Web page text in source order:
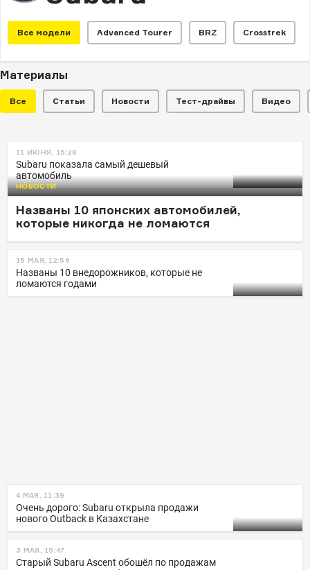
Все модели Advanced Tourer BRZ Crosstrek
Материалы
Все Статьи Новости Тест-драйвы Видео
Названы 10 кроссоверов,
которые никогда не ломаются
11 ИЮНЯ, 15:28
Subaru показала самый дешевый
автомобиль
НОВОСТИ
Названы 10 японских автомобилей,
которые никогда не ломаются
15 МАЯ, 12:59
Названы 10 внедорожников, которые не
ломаются годами
4 МАЯ, 11:39
Очень дорого: Subaru открыла продажи
нового Outback в Казахстане
3 МАЯ, 15:47
Старый Subaru Ascent обошёл по продажам